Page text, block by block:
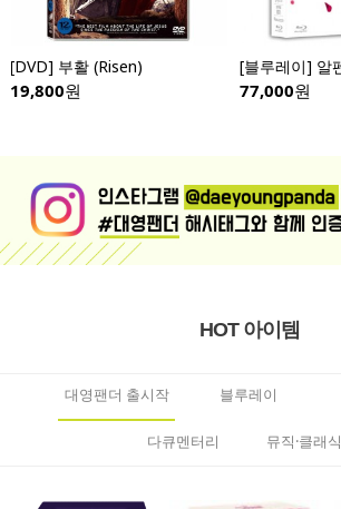
[DVD] 부활 (Risen)
19,800원 77,000원
HOT 아이템
대영팬더 출시작 블루레이
다큐멘터리 뮤직·클래식